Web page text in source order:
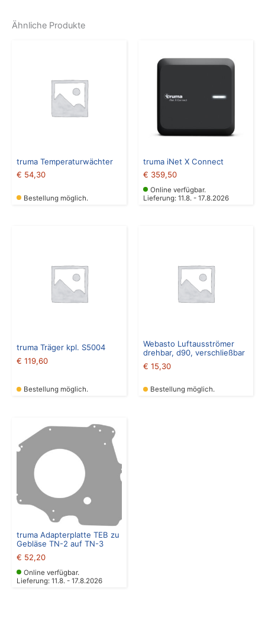
Ähnliche Produkte
truma Temperaturwächter
€ 54,30
Bestellung möglich.
truma iNet X Connect
€ 359,50
Online verfügbar.
Lieferung: 11.8. - 17.8.2026
truma Träger kpl. S5004
€ 119,60
Bestellung möglich.
Webasto Luftausströmer
drehbar, d90, verschließbar
€ 15,30
Bestellung möglich.
truma Adapterplatte TEB zu
Gebläse TN-2 auf TN-3
€ 52,20
Online verfügbar.
Lieferung: 11.8. - 17.8.2026